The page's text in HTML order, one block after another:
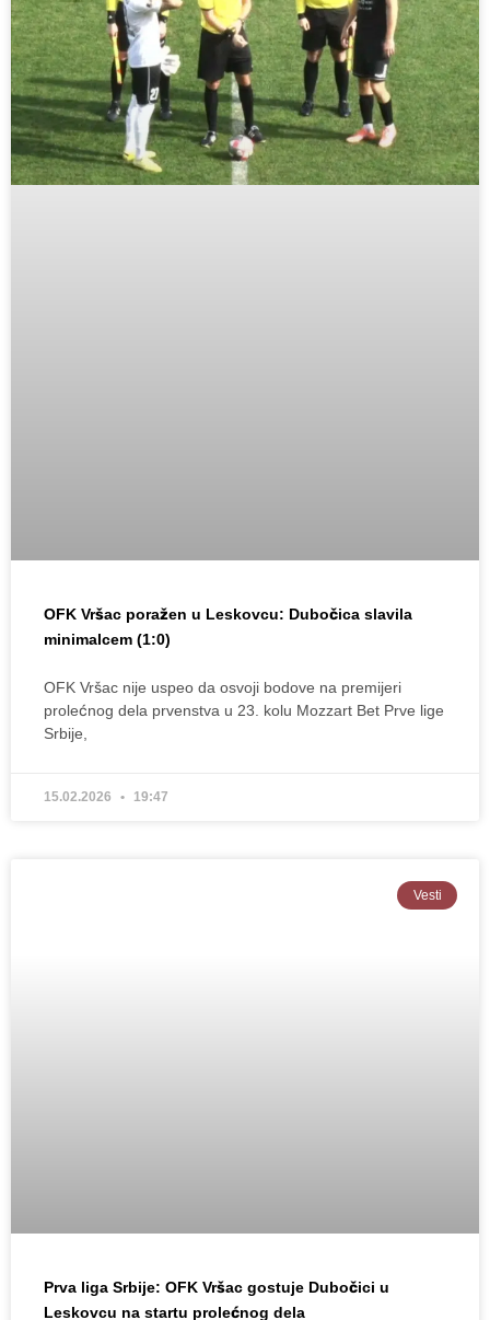
OFK Vršac poražen u Leskovcu: Dubočica slavila
minimalcem (1:0)
OFK Vršac nije uspeo da osvoji bodove na premijeri
prolećnog dela prvenstva u 23. kolu Mozzart Bet Prve lige
Srbije,
15.02.2026 19:47
Vesti
Prva liga Srbije: OFK Vršac gostuje Dubočici u
Leskovcu na startu prolećnog dela